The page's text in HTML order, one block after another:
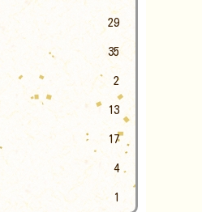
29
35
2
13
17
4
1